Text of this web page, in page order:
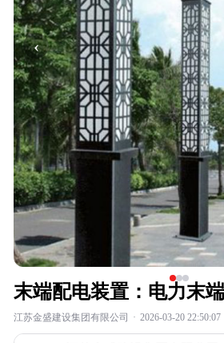
‹
末端配电装置：电力末
江苏金盛建设集团有限公司 · 2026-03-20 22:50:07